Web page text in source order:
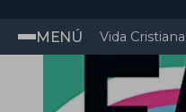
MENÚ Vida Cristiana